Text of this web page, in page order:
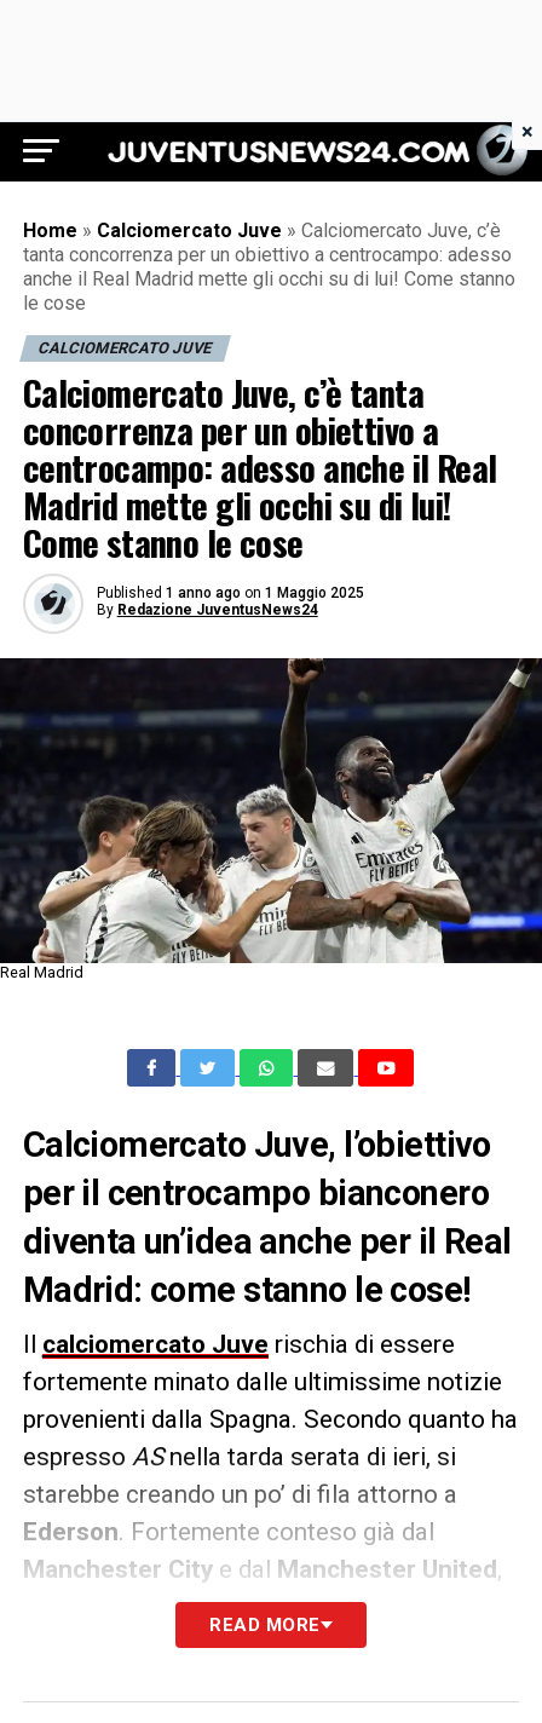
Juventus News 24
Home » Calciomercato Juve » Calciomercato Juve, c’è
tanta concorrenza per un obiettivo a centrocampo: adesso
anche il Real Madrid mette gli occhi su di lui! Come stanno
le cose
CALCIOMERCATO JUVE
Calciomercato Juve, c’è tanta
concorrenza per un obiettivo a
centrocampo: adesso anche il Real
Madrid mette gli occhi su di lui!
Come stanno le cose
Published 1 anno ago on 1 Maggio 2025
By Redazione JuventusNews24
Real Madrid
Calciomercato Juve, l’obiettivo
per il centrocampo bianconero
diventa un’idea anche per il Real
Madrid: come stanno le cose!
Il calciomercato Juve rischia di essere
fortemente minato dalle ultimissime notizie
provenienti dalla Spagna. Secondo quanto ha
espresso ASnella tarda serata di ieri, si
starebbe creando un po’ di fila attorno a
Ederson. Fortemente conteso già dal
Manchester Citye dal Manchester United,
il centrocampista dell’Atalantasarebbe finito
anche nel mirino delReal Madrid
Il club spagnolo è rimasto ben impressionato
READ MORE
×